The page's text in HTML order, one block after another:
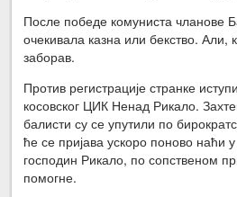
После победе комуниста чланове
очекивала казна или бекство.
заборав.
Против регистрације странке
косовског ЦИК Ненад Рикало.
балисти су се упутили по
ће се пријава ускоро поново наћи
господин Рикало, по сопственом
помогне.